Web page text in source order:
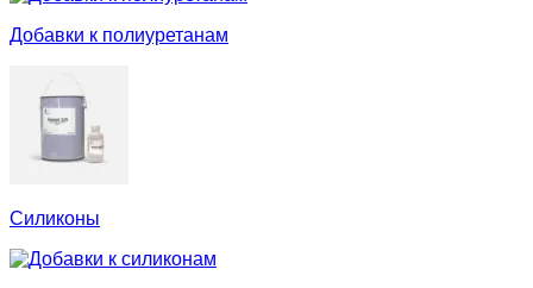
Добавки к полиуретанам
Силиконы